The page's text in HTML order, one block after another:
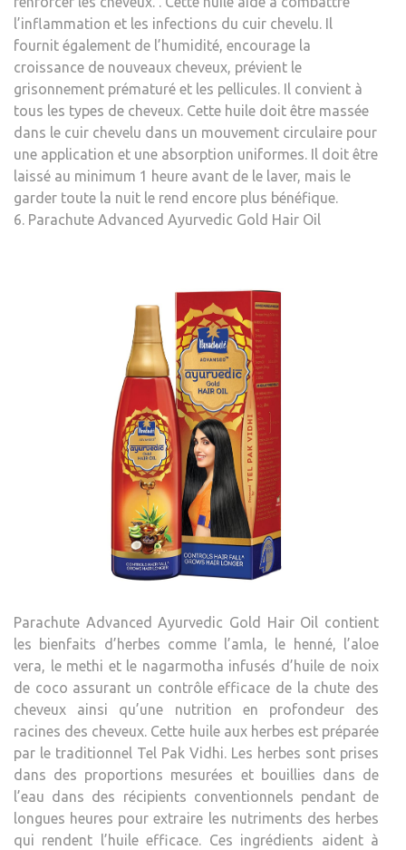
l’inflammation et les infections du cuir chevelu. Il
fournit également de l’humidité, encourage la
croissance de nouveaux cheveux, prévient le
grisonnement prématuré et les pellicules. Il convient à
tous les types de cheveux. Cette huile doit être massée
dans le cuir chevelu dans un mouvement circulaire pour
une application et une absorption uniformes. Il doit être
laissé au minimum 1 heure avant de le laver, mais le
garder toute la nuit le rend encore plus bénéfique.
6. Parachute Advanced Ayurvedic Gold Hair Oil
Parachute Advanced Ayurvedic Gold Hair Oil contient
les bienfaits d’herbes comme l’amla, le henné, l’aloe
vera, le methi et le nagarmotha infusés d’huile de noix
de coco assurant un contrôle efficace de la chute des
cheveux ainsi qu’une nutrition en profondeur des
racines des cheveux. Cette huile aux herbes est préparée
par le traditionnel Tel Pak Vidhi. Les herbes sont prises
dans des proportions mesurées et bouillies dans de
l’eau dans des récipients conventionnels pendant de
longues heures pour extraire les nutriments des herbes
qui rendent l’huile efficace. Ces ingrédients aident à